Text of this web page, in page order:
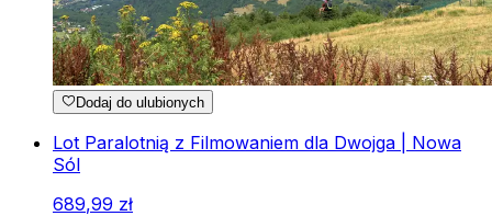
Dodaj do ulubionych
Lot Paralotnią z Filmowaniem dla Dwojga | Nowa
Sól
689,99 zł